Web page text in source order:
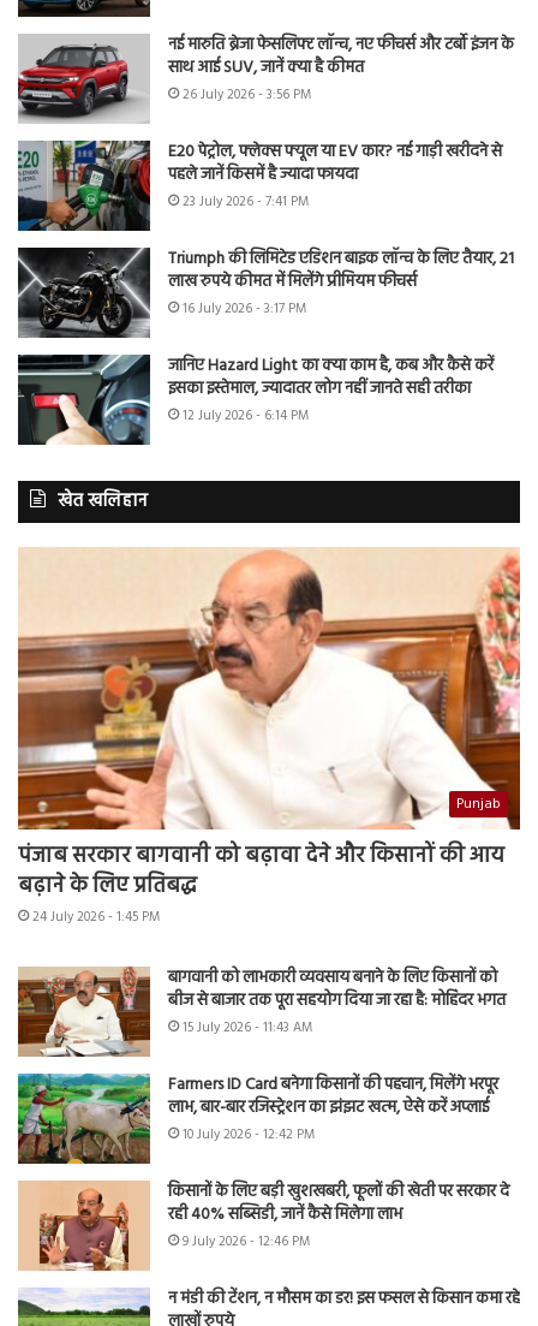
नई मारुति ब्रेजा फेसलिफ्ट लॉन्च, नए फीचर्स और टर्बो इंजन के
साथ आई SUV, जानें क्या है कीमत
26 July 2026 - 3:56 PM
E20 पेट्रोल, फ्लेक्स फ्यूल या EV कार? नई गाड़ी खरीदने से
पहले जानें किसमें है ज्यादा फायदा
23 July 2026 - 7:41 PM
Triumph की लिमिटेड एडिशन बाइक लॉन्च के लिए तैयार, 21
लाख रुपये कीमत में मिलेंगे प्रीमियम फीचर्स
16 July 2026 - 3:17 PM
जानिए Hazard Light का क्या काम है, कब और कैसे करें
इसका इस्तेमाल, ज्यादातर लोग नहीं जानते सही तरीका
12 July 2026 - 6:14 PM
खेत खलिहान
Punjab
पंजाब सरकार बागवानी को बढ़ावा देने और किसानों की आय
बढ़ाने के लिए प्रतिबद्ध
24 July 2026 - 1:45 PM
बागवानी को लाभकारी व्यवसाय बनाने के लिए किसानों को
बीज से बाजार तक पूरा सहयोग दिया जा रहा है: मोहिंदर भगत
15 July 2026 - 11:43 AM
Farmers ID Card बनेगा किसानों की पहचान, मिलेंगे भरपूर
लाभ, बार-बार रजिस्ट्रेशन का झंझट खत्म, ऐसे करें अप्लाई
10 July 2026 - 12:42 PM
किसानों के लिए बड़ी खुशखबरी, फूलों की खेती पर सरकार दे
रही 40% सब्सिडी, जानें कैसे मिलेगा लाभ
9 July 2026 - 12:46 PM
न मंडी की टेंशन, न मौसम का डर! इस फसल से किसान कमा रहे